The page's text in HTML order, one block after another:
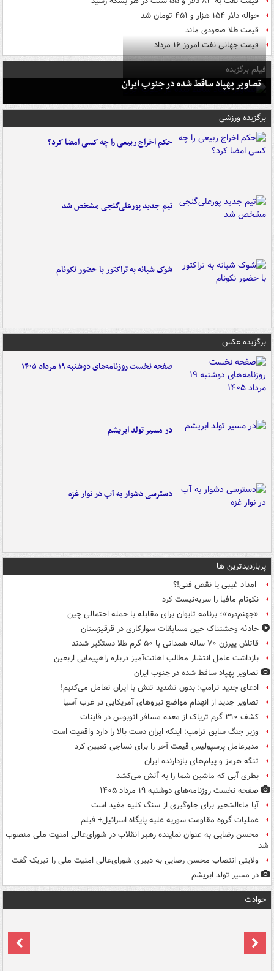
حواله دلار ۱۵۴ هزار و ۴۵۱ تومان شد
قیمت طلا صعودی ماند
قیمت جهانی نفت امروز ۱۶ مرداد
فیلم برگزیده
تصاویر پهپاد ساقط شده در جنوب ایران
برگزیده ورزشی
حکم اخراج ربیعی را چه کسی امضا کرد؟
تیم جدید پورعلی‌گنجی مشخص شد
شوک شبانه به تراکتور با حضور نکونام
برگزیده عکس
صفحه نخست روزنامه‌های دوشنبه ۱۹ مرداد ۱۴۰۵
در مسیر تولد ابریشم
دسترسی دشوار به آب در نوار غزه
پربازدیدترین ها
امداد غیبی یا نقص فنی!؟
نکونام مافیا را سربه‌نیست کرد
«جهنم‌دره»؛ برنامه تایوان برای مقابله با حمله احتمالی چین
حادثه وحشتناک حین مسابقات سوارکاری در قرقیزستان
قاتلان پیرزن ۷۰ ساله همدانی با ۵۰ گرم طلا دستگیر شدند
بازداشت عامل انتشار مطالب اهانت‌آمیز درباره راهپیمایی اربعین
تصاویر پهپاد ساقط شده در جنوب ایران
ادعای جدید ترامپ: بدون تشدید تنش با ایران تعامل می‌کنیم!
تصاویر جدید از انهدام مواضع نیروهای آمریکایی در غرب آسیا
کشف ۳۱۰ گرم تریاک از معده مسافر اتوبوس در قاینات
وزیر جنگ سابق ترامپ: اینکه ایران دست بالا را دارد واقعیت است
مدیرعامل پرسپولیس قیمت آخر را برای نساجی تعیین کرد
تنگه هرمز و پیام‌های بازدارنده ایران
بطری آبی که ماشین شما را به آتش می‌کشد
صفحه نخست روزنامه‌های دوشنبه ۱۹ مرداد ۱۴۰۵
آیا ماءالشعیر برای جلوگیری از سنگ کلیه مفید است
عملیات گروه مقاومت سوریه علیه پایگاه اسرائیل+ فیلم
محسن رضایی به عنوان نماینده رهبر انقلاب در شورای‌عالی امنیت ملی منصوب
شد
ولایتی انتصاب محسن رضایی به دبیری شورای‌عالی امنیت ملی را تبریک گفت
در مسیر تولد ابریشم
حوادث